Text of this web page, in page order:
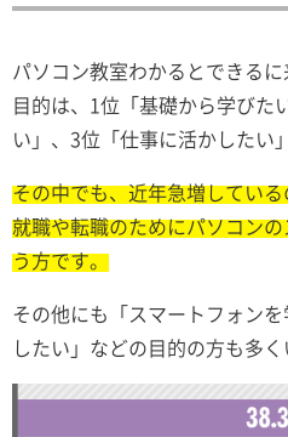
パソコン教室わかるとできる
目的は、1位「基礎から学びた
い」、3位「仕事に活かしたい
その中でも、近年急増してい
就職や転職のためにパソコン
う方です。
その他にも「スマートフォン
したい」などの目的の方も多く